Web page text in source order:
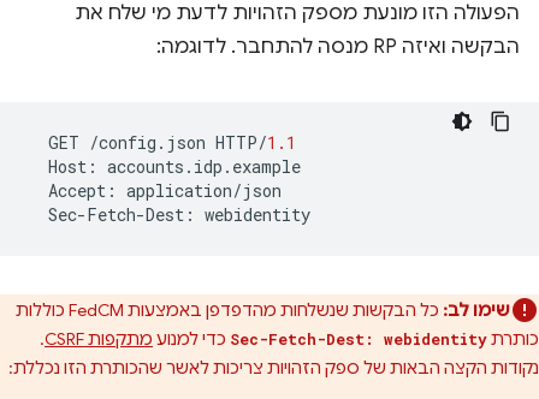
הפעולה הזו מונעת מספק הזהויות לדעת מי שלח את
הבקשה ואיזה RP מנסה להתחבר. לדוגמה:
GET /config . json HTTP/1.1
Host : accounts . idp . example
Accept : application/json
Sec-Fetch-Dest : webidentity
שימו לב:
כל הבקשות שנשלחות מהדפדפן באמצעות FedCM כוללות
כותרתSec-Fetch-Dest: webidentity כדי למנוע מתקפות CSRF
.
נקודות הקצה הבאות של ספק הזהויות צריכות לאשר שהכותרת הזו נכללת: